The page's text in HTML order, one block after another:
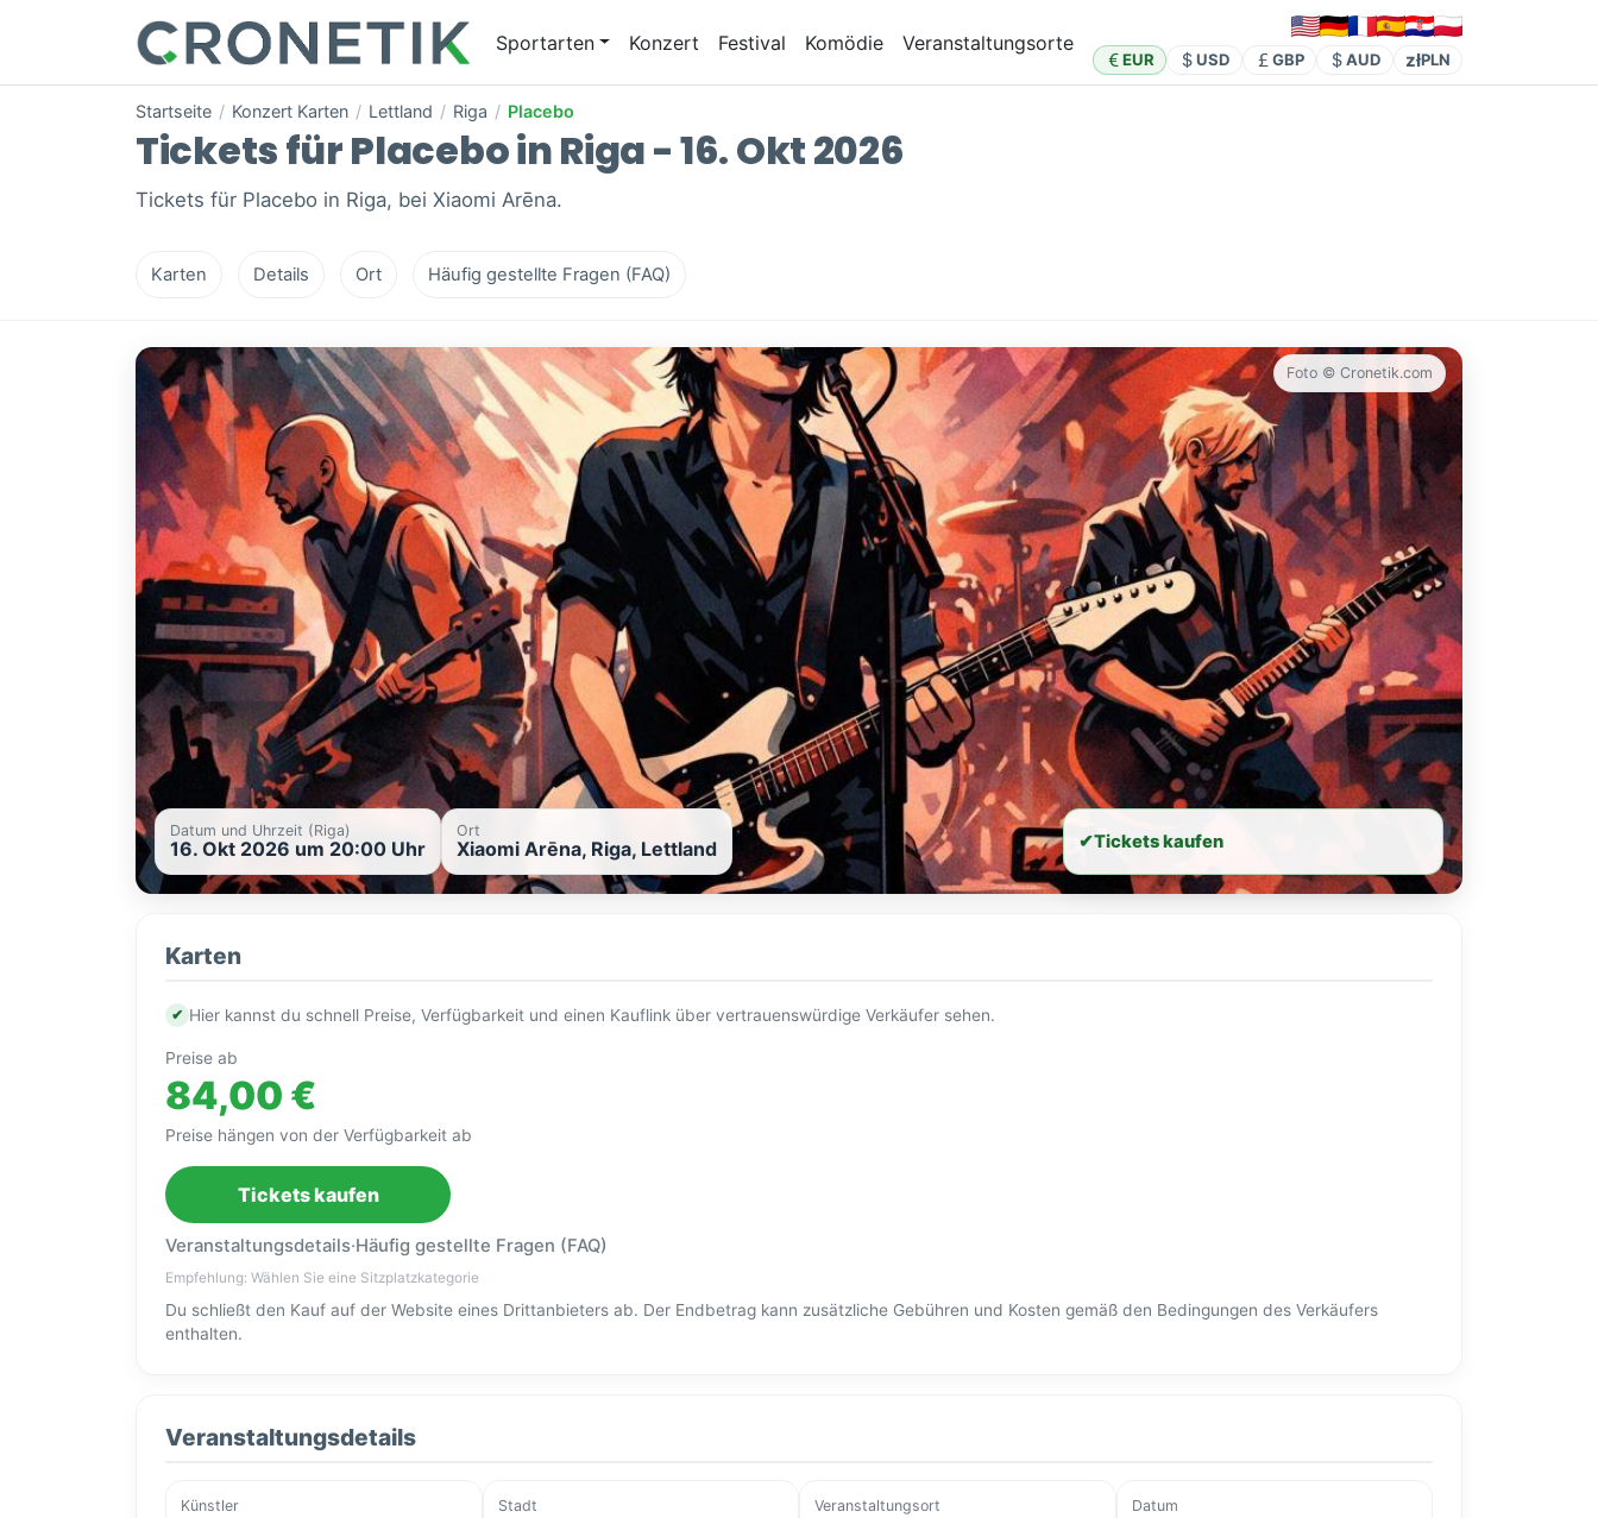
Sportarten Konzert Festival Komödie Veranstaltungsorte
EUR USD GBP AUD złPLN
Startseite / Konzert Karten / Lettland / Riga / Placebo
Tickets für Placebo in Riga - 16. Okt 2026
Tickets für Placebo in Riga, bei Xiaomi Arēna.
Karten Details Ort Häufig gestellte Fragen (FAQ)
Foto © Cronetik.com
Datum und Uhrzeit (Riga)
16. Okt 2026 um 20:00 Uhr
Ort
Xiaomi Arēna, Riga, Lettland ✔Tickets kaufen
Karten
✔ Hier kannst du schnell Preise, Verfügbarkeit und einen Kauflink über vertrauenswürdige Verkäufer sehen.
Preise ab
84,00 €
Preise hängen von der Verfügbarkeit ab
Tickets kaufen
Veranstaltungsdetails·Häufig gestellte Fragen (FAQ)
Empfehlung: Wählen Sie eine Sitzplatzkategorie
Du schließt den Kauf auf der Website eines Drittanbieters ab. Der Endbetrag kann zusätzliche Gebühren und Kosten gemäß den Bedingungen des Verkäufers
enthalten.
Veranstaltungsdetails
Künstler Stadt Veranstaltungsort Datum